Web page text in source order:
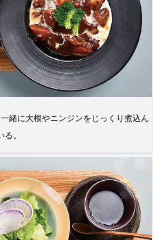
緒に大根やニンジンをじっくり煮込ん
る。